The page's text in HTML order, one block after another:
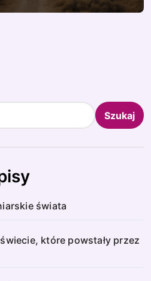
Szukaj
świata
które powstały przez